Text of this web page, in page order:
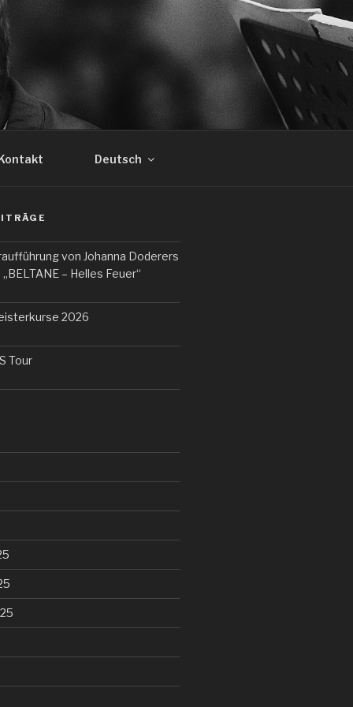
Deutsch
von Johanna Doderers
– Helles Feuer“
2026
Tour